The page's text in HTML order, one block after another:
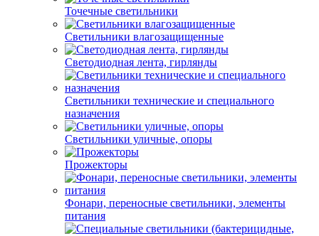
Точечные светильники
Светильники влагозащищенные
Светодиодная лента, гирлянды
Светильники технические и специального
назначения
Светильники уличные, опоры
Прожекторы
Фонари, переносные светильники, элементы
питания